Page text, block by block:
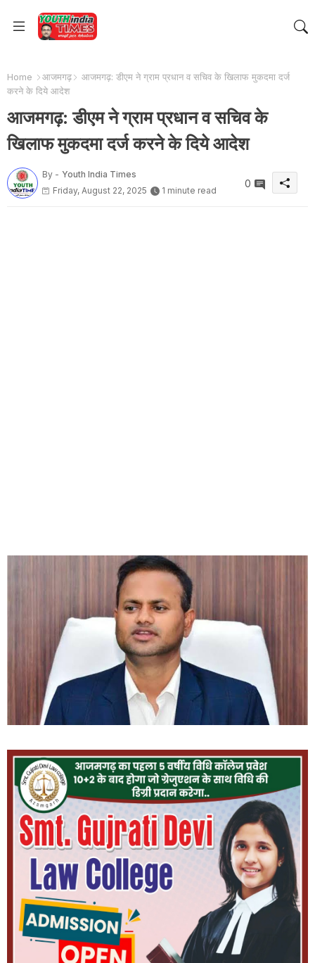
Home आजमगढ़
आजमगढ़: डीएम ने ग्राम प्रधान व सचिव के खिलाफ मुकदमा दर्ज
करने के दिये आदेश
आजमगढ़: डीएम ने ग्राम प्रधान व सचिव के
खिलाफ मुकदमा दर्ज करने के दिये आदेश
By - Youth India Times
Friday, August 22, 2025
1 minute read
0